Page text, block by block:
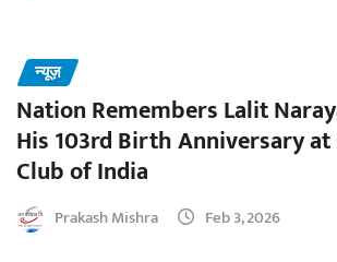
न्यूज़
Nation Remembers Lalit
His 103rd Birth Anniversary
Club of India
Prakash Mishra Feb 3, 2026